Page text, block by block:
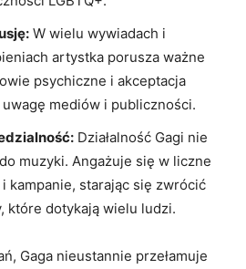
W wielu ​wywiadach i
artystka porusza ważne​
psychiczne i ​akceptacja
mediów i publiczności.
Działalność Gagi ⁢nie
‌muzyki. Angażuje się w liczne
‌kampanie, starając się zwrócić
które dotykają wielu ludzi.
Gaga nieustannie⁤ przełamuje‍